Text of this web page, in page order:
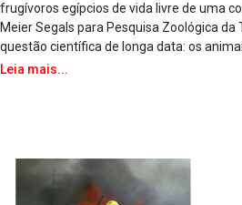
frugívoros egípcios de vida livre de uma
Meier Segals para Pesquisa Zoológica da
questão científica de longa data: os
Leia mais...